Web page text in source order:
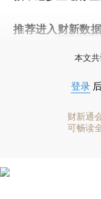
推荐进入 财新数
本文
登录
财新通
可畅读